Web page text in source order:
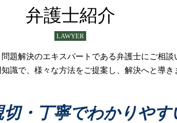
債務整理 制限
債務整理 進め方
債務整理とは 法人
債務整理 手順
事再生 流れ
務整理 する人
務整理 すぐできる
介護事故 賠償
医療過誤 責任追及
医療過誤 医師 責任
医療過誤訴訟 問題点
療事故 賠償金
護事故
療過誤 損害賠償
弁護士紹介
LAWYER
題解決のエキスパートである弁護士にご相
識で、様々な方法をご提案し、解決へと導
切・丁寧でわかりや